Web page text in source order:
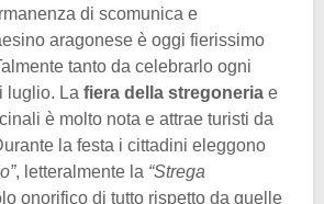
di scomunica e
aragonese è oggi fierissimo
tanto da celebrarlo ogni
luglio. La fiera della stregoneria e
è molto nota e attrae turisti da
la festa i cittadini eleggono
, letteralmente la “Strega
onorifico di tutto rispetto da quelle